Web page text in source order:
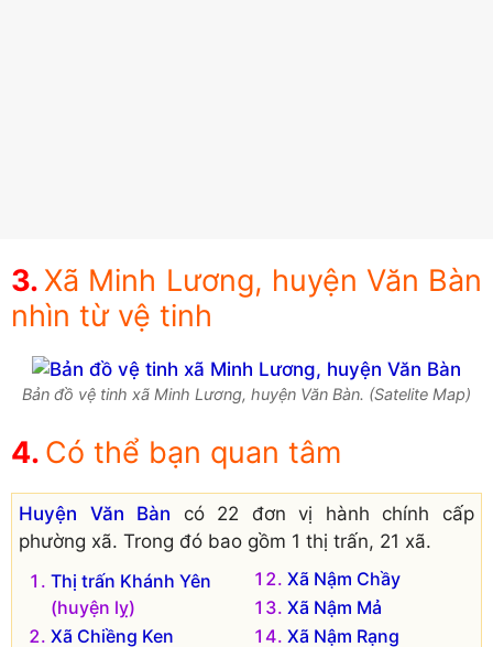
Xã Minh Lương, huyện Văn Bàn
nhìn từ vệ tinh
Bản đồ vệ tinh xã Minh Lương, huyện Văn Bàn. (Satelite Map)
Có thể bạn quan tâm
Huyện Văn Bàn có 22 đơn vị hành chính cấp
phường xã. Trong đó bao gồm 1 thị trấn, 21 xã.
Thị trấn Khánh Yên
(huyện lỵ)
Xã Chiềng Ken
Xã Nậm Chầy
Xã Nậm Mả
Xã Nậm Rạng